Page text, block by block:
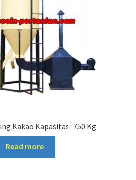
Kakao Kapasitas : 750 Kg
Read more